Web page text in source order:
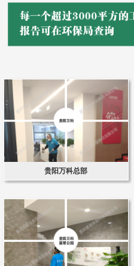
贵阳万科总部